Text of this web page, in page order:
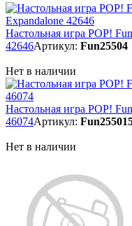
Настольная игра POP!
42646Артикул: Fun25504
Нет в наличии
Настольная игра POP!
46074Артикул:
Нет в наличии